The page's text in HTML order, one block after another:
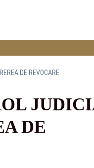
DE REVOCARE
DE